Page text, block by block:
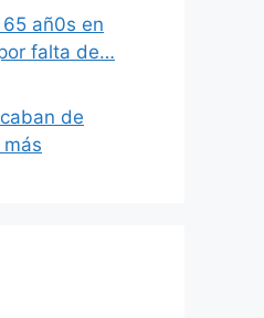
añ0s en
falta de…
de